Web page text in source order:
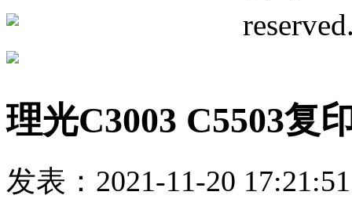
理光C3003 C5503复
发表：2021-11-20